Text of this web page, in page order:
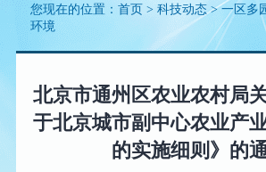
您现在的位置：首页 >科技动态>一区多
环境
北京市通州区农业农村局
于北京城市副中心农业产
的实施细则》的